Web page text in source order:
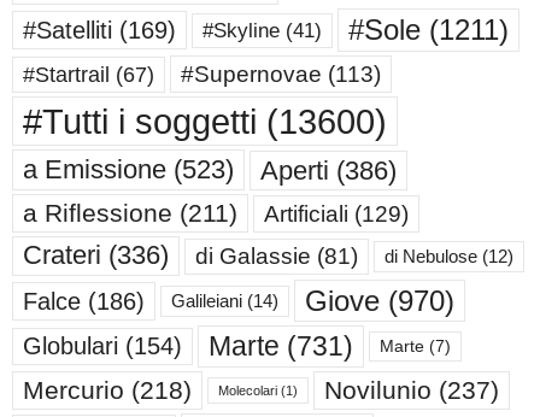
#Satelliti (169) #Skyline (41) #Sole (1211)
#Startrail (67) #Supernovae (113)
#Tutti i soggetti (13600)
a Emissione (523) Aperti (386)
a Riflessione (211) Artificiali (129)
Crateri (336) di Galassie (81) di Nebulose (12)
Falce (186) Galileiani (14) Giove (970)
Globulari (154) Marte (731) Marte (7)
Mercurio (218) Molecolari (1) Novilunio (237)